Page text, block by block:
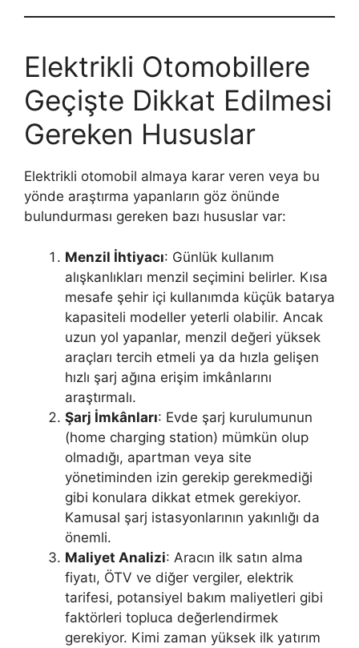
Elektrikli Otomobillere
Geçişte Dikkat Edilmesi
Gereken Hususlar
Elektrikli otomobil almaya karar veren veya bu
yönde araştırma yapanların göz önünde
bulundurması gereken bazı hususlar var:
Menzil İhtiyacı: Günlük kullanım
alışkanlıkları menzil seçimini belirler. Kısa
mesafe şehir içi kullanımda küçük batarya
kapasiteli modeller yeterli olabilir. Ancak
uzun yol yapanlar, menzil değeri yüksek
araçları tercih etmeli ya da hızla gelişen
hızlı şarj ağına erişim imkânlarını
araştırmalı.
Şarj İmkânları: Evde şarj kurulumunun
(home charging station) mümkün olup
olmadığı, apartman veya site
yönetiminden izin gerekip gerekmediği
gibi konulara dikkat etmek gerekiyor.
Kamusal şarj istasyonlarının yakınlığı da
önemli.
Maliyet Analizi: Aracın ilk satın alma
fiyatı, ÖTV ve diğer vergiler, elektrik
tarifesi, potansiyel bakım maliyetleri gibi
faktörleri topluca değerlendirmek
gerekiyor. Kimi zaman yüksek ilk yatırım